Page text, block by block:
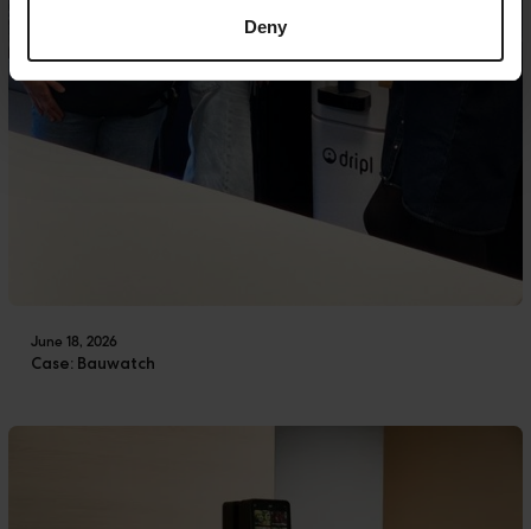
Deny
June 18, 2026
Case: Bauwatch